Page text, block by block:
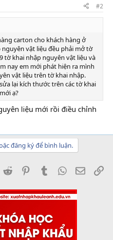
#2
carton cho khách hàng ở
vật liệu đều phải mở tờ
tờ khai nhập nguyên vật liệu và
nay em mới phát hiện ra mình
vật liệu trên tờ khai nhập.
lại kích thước trên các tờ khai
ạ?
liệu mới rồi điều chỉnh
đăng ký để bình luận.
Reddit PinterestTumblrWhatsApp
Email